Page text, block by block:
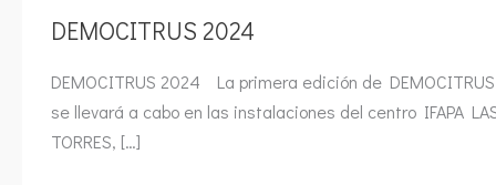
DEMOCITRUS 2024
DEMOCITRUS 2024 La primera edición de DEMOCITRUS
se llevará a cabo en las instalaciones del centro IFAPA
TORRES, […]